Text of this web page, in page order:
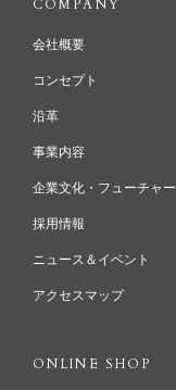
COMPANY
会社概要
コンセプト
沿革
事業内容
企業文化・フューチャー
採用情報
ニュース＆イベント
アクセスマップ
ONLINE SHOP